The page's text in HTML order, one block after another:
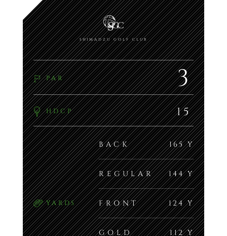
SHIMADZU GOLF CLUB
PAR 3
HDCP 15
YARDS
BACK 165 Y
REGULAR 144 Y
FRONT 124 Y
GOLD 112 Y